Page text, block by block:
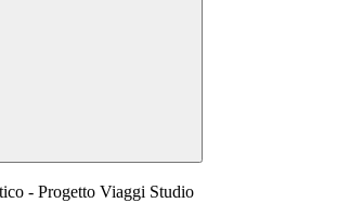
- Progetto Viaggi Studio